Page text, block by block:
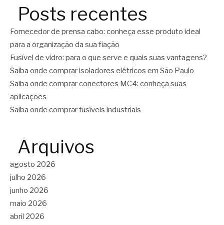
Posts recentes
Fornecedor de prensa cabo: conheça esse produto ideal
para a organização da sua fiação
Fusível de vidro: para o que serve e quais suas vantagens?
Saiba onde comprar isoladores elétricos em São Paulo
Saiba onde comprar conectores MC4: conheça suas
aplicações
Saiba onde comprar fusíveis industriais
Arquivos
agosto 2026
julho 2026
junho 2026
maio 2026
abril 2026